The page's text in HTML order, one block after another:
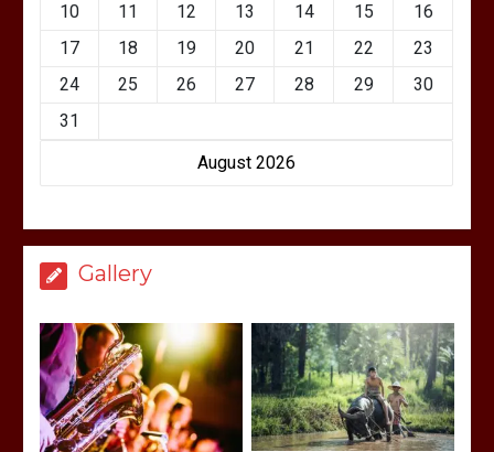
August 2026
10
11 12 13 14 15
16
17
18 19 20 21 22
23
24
25 26 27 28 29
30
31
Gallery